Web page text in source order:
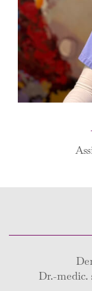
Dr.-